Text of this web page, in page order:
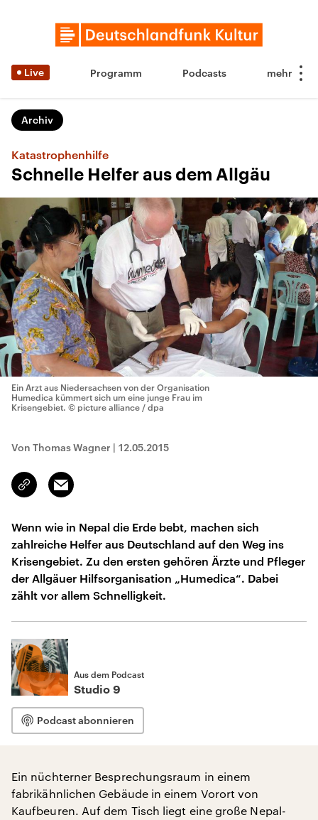
Live Programm Podcasts
Archiv
Katastrophenhilfe
Schnelle Helfer aus dem Allgäu
Ein Arzt aus Niedersachsen von der Organisation
Humedica kümmert sich um eine junge Frau im
Krisengebiet. © picture alliance / dpa
Von Thomas Wagner | 12.05.2015
Link
kopieren/teilen
Email
Wenn wie in Nepal die Erde bebt, machen sich
zahlreiche Helfer aus Deutschland auf den Weg ins
Krisengebiet. Zu den ersten gehören Ärzte und Pfleger
der Allgäuer Hilfsorganisation „Humedica“. Dabei
zählt vor allem Schnelligkeit.
Aus dem Podcast
Studio 9
Podcast abonnieren
Ein nüchterner Besprechungsraum in einem
fabrikähnlichen Gebäude in einem Vorort von
Kaufbeuren. Auf dem Tisch liegt eine große Nepal-